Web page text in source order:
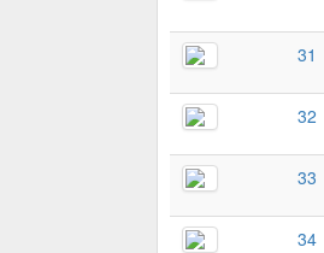
31
32
33
34